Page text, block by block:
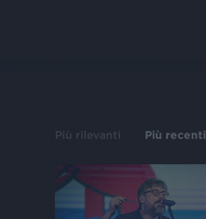
Più rilevanti Più recenti